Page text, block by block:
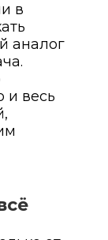
в
аналог
и весь